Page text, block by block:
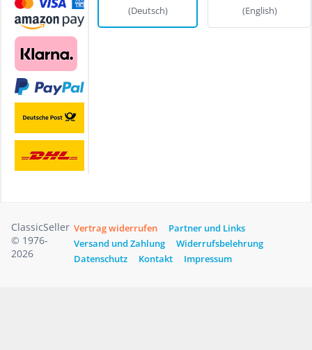
(Deutsch)
(English)
ClassicSeller
© 1976-
2026
Vertrag widerrufen
Partner und Links
Versand und Zahlung
Widerrufsbelehrung
Datenschutz
Kontakt Impressum